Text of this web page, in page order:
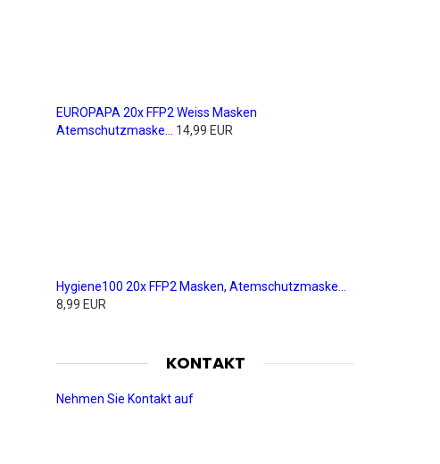
EUROPAPA 20x FFP2 Weiss Masken
Atemschutzmaske...
14,99 EUR
Hygiene100 20x FFP2 Masken, Atemschutzmaske...
8,99 EUR
KONTAKT
Nehmen Sie Kontakt auf